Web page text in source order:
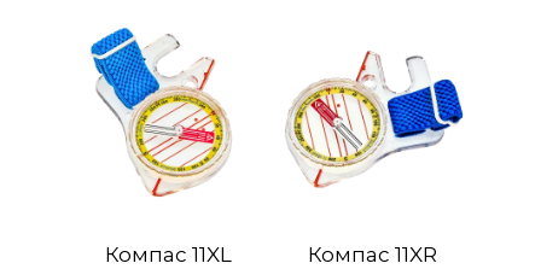
Компас 11XL Компас 11XR